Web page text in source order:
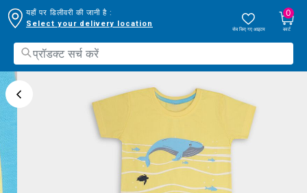
यहाँ पर डिलीवरी की जानी है :
Select your delivery location
सेव किए गए आइटम
0
कार्ट